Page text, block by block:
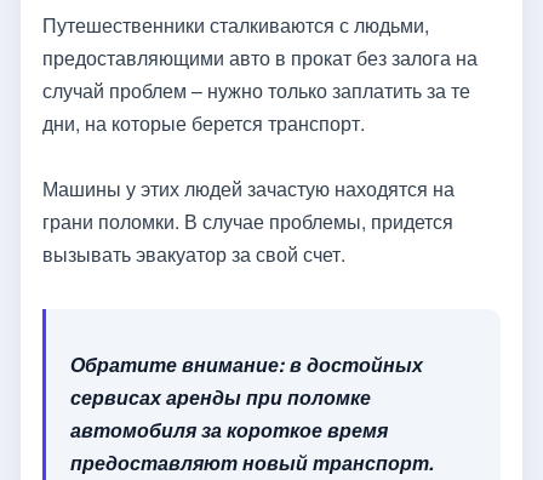
Путешественники сталкиваются с людьми,
предоставляющими авто в прокат без залога на
случай проблем – нужно только заплатить за те
дни, на которые берется транспорт.
Машины у этих людей зачастую находятся на
грани поломки. В случае проблемы, придется
вызывать эвакуатор за свой счет.
Обратите внимание: в достойных
сервисах аренды при поломке
автомобиля за короткое время
предоставляют новый транспорт.